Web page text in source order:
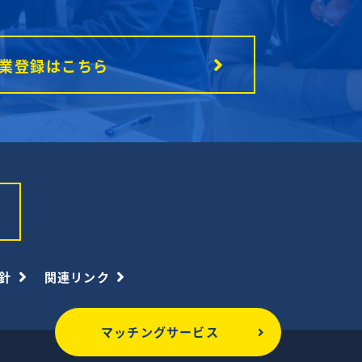
登録はこちら
関連リンク
マッチングサービス